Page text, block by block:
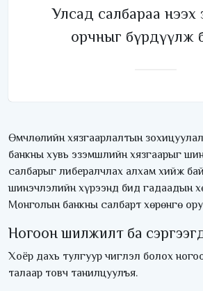
Улсад салбараа нээх
орчныг бүрдүүлж
Өмчлөлийн хязгаарлалтын
банкны хувь эзэмшлийн хязгаарыг
салбарыг либералчлах алхам хийж
шинэчлэлийн хүрээнд бид гадаадын
Монголын банкны салбарт хөрөнгө
Ногоон шилжилт ба
Хоёр дахь тулгуур чиглэл болох
талаар товч танилцуулъя.